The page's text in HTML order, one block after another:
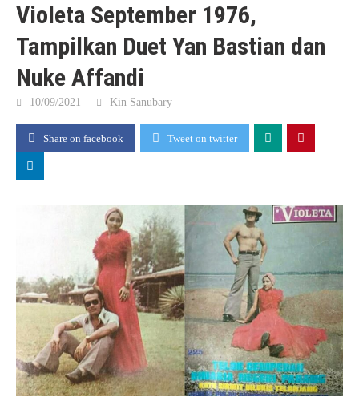
Violeta September 1976,
Tampilkan Duet Yan Bastian dan
Nuke Affandi
10/09/2021 Kin Sanubary
Share on facebook Tweet on twitter